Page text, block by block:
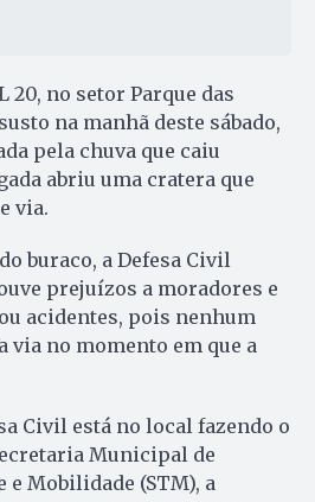
20, no setor Parque das
na manhã deste sábado,
pela chuva que caiu
abriu uma cratera que
via.
buraco, a Defesa Civil
prejuízos a moradores e
acidentes, pois nenhum
via no momento em que a
Civil está no local fazendo o
Municipal de
Mobilidade (STM), a